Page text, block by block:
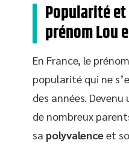
Popularité
prénom Lou
En France, le
popularité qui ne
des années.
de nombreux
sa polyvalenceet